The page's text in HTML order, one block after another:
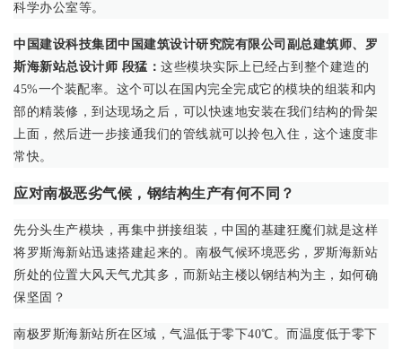
科学办公室等。
中国建设科技集团中国建筑设计研究院有限公司副总建筑师、罗
斯海新站总设计师 段猛： 这些模块实际上已经占到整个建造的
45%一个装配率。这个可以在国内完全完成它的模块的组装和内
部的精装修，到达现场之后，可以快速地安装在我们结构的骨架
上面，然后进一步接通我们的管线就可以拎包入住，这个速度非
常快。
应对南极恶劣气候，钢结构生产有何不同？
先分头生产模块，再集中拼接组装，中国的基建狂魔们就是这样
将罗斯海新站迅速搭建起来的。南极气候环境恶劣，罗斯海新站
所处的位置大风天气尤其多，而新站主楼以钢结构为主，如何确
保坚固？
南极罗斯海新站所在区域，气温低于零下40℃。而温度低于零下